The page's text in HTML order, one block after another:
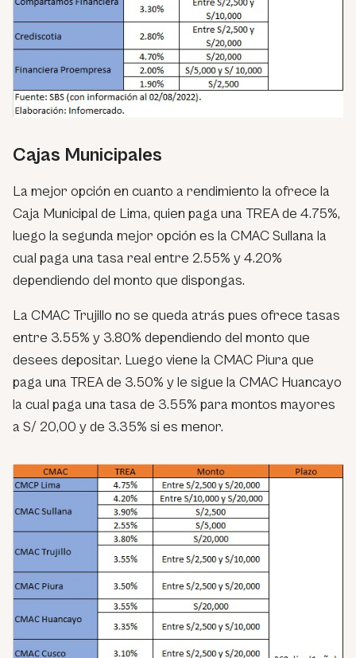
Cajas Municipales
La mejor opción en cuanto a rendimiento la ofrece la
Caja Municipal de Lima, quien paga una TREA de 4.75%,
luego la segunda mejor opción es la CMAC Sullana la
cual paga una tasa real entre 2.55% y 4.20%
dependiendo del monto que dispongas.
La CMAC Trujillo no se queda atrás pues ofrece tasas
entre 3.55% y 3.80% dependiendo del monto que
desees depositar. Luego viene la CMAC Piura que
paga una TREA de 3.50% y le sigue la CMAC Huancayo
la cual paga una tasa de 3.55% para montos mayores
a S/ 20,00 y de 3.35% si es menor.